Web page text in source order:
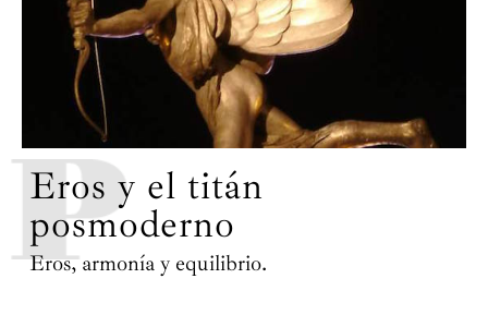
Eros y el titán
posmoderno
Eros, armonía y equilibrio.